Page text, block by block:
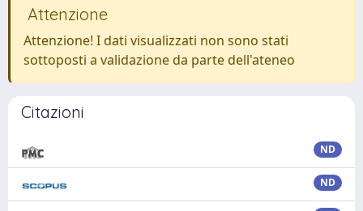
Attenzione
Attenzione! I dati visualizzati non sono stati
sottoposti a validazione da parte dell'ateneo
Citazioni
ND
ND